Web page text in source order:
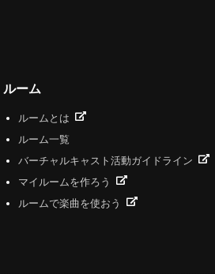
ルーム
ルームとは
ルーム一覧
バーチャルキャスト活動ガイドライン
マイルームを作ろう
ルームで楽曲を使おう